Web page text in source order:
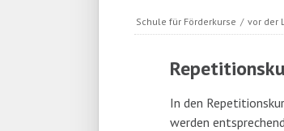
Schule für Förderkurse / vor der
In den
werden